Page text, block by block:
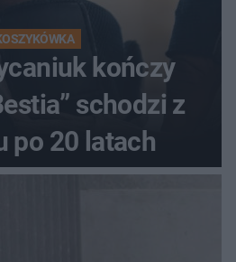
kończy
schodzi z
po 20 latach